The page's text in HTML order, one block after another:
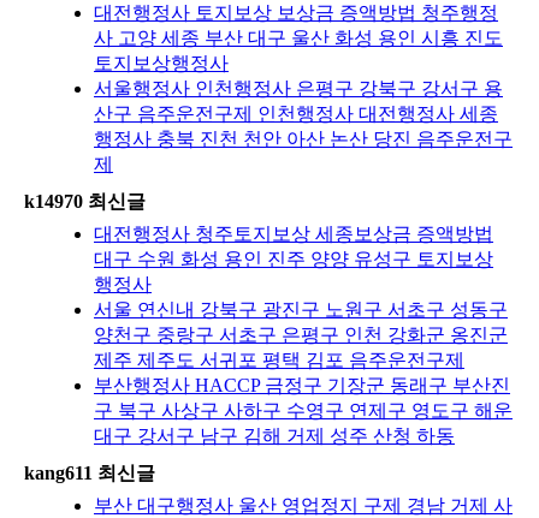
대전행정사 토지보상 보상금 증액방법 청주행정
사 고양 세종 부산 대구 울산 화성 용인 시흥 진도
토지보상행정사
서울행정사 인천행정사 은평구 강북구 강서구 용
산구 음주운전구제 인천행정사 대전행정사 세종
행정사 충북 진천 천안 아산 논산 당진 음주운전구
제
k14970 최신글
대전행정사 청주토지보상 세종보상금 증액방법
대구 수원 화성 용인 진주 양양 유성구 토지보상
행정사
서울 연신내 강북구 광진구 노원구 서초구 성동구
양천구 중랑구 서초구 은평구 인천 강화군 옹진군
제주 제주도 서귀포 평택 김포 음주운전구제
부산행정사 HACCP 금정구 기장군 동래구 부산진
구 북구 사상구 사하구 수영구 연제구 영도구 해운
대구 강서구 남구 김해 거제 성주 산청 하동
kang611 최신글
부산 대구행정사 울산 영업정지 구제 경남 거제 사